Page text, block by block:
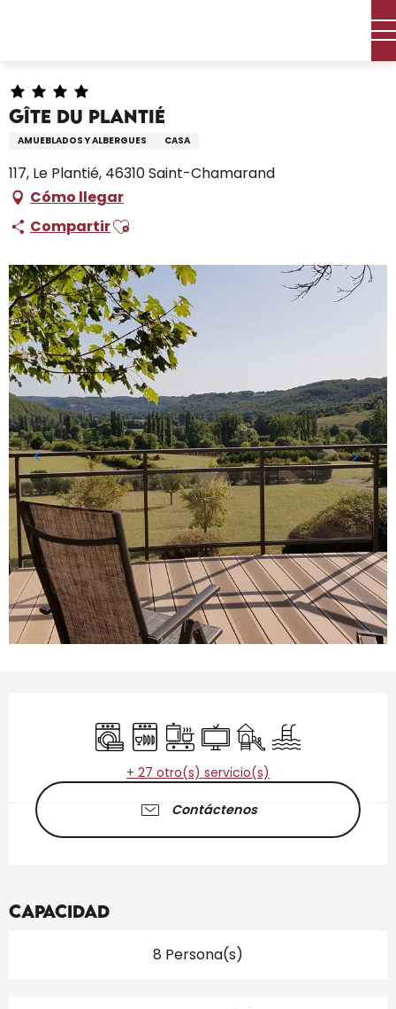
Gîte du Plantié
Gîte du Plantié
AMUEBLADOS Y ALBERGUES CASA
117, Le Plantié, 46310 Saint-Chamarand
Cómo llegar
CompartirAjouter aux favoris
LavadoraLavavajillas
Placa de cocción
TelevisiónJuegos infantiles /
Piscina
+ 27 otro(s) servicio(s)
Contáctenos
Capacidad
8 Persona(s)